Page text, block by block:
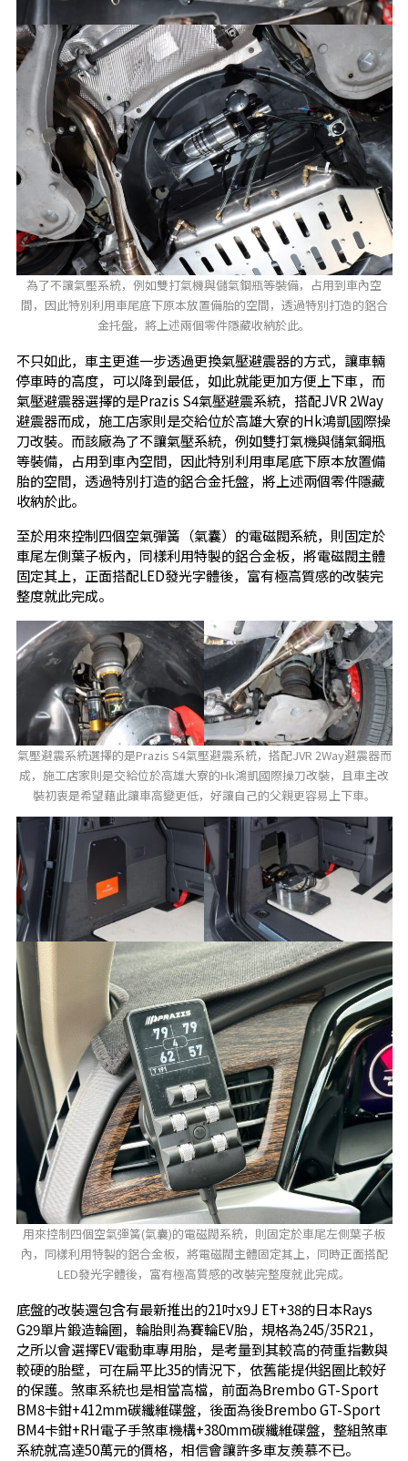
為了不讓氣壓系統，例如雙打氣機與儲氣鋼瓶等裝備，占用到車內空
間，因此特別利用車尾底下原本放置備胎的空間，透過特別打造的鋁合
金托盤，將上述兩個零件隱藏收納於此。
不只如此，車主更進一步透過更換氣壓避震器的方式，讓車輛
停車時的高度，可以降到最低，如此就能更加方便上下車，而
氣壓避震器選擇的是Prazis S4氣壓避震系統，搭配JVR 2Way
避震器而成，施工店家則是交給位於高雄大寮的Hk鴻凱國際操
刀改裝。而該廠為了不讓氣壓系統，例如雙打氣機與儲氣鋼瓶
等裝備，占用到車內空間，因此特別利用車尾底下原本放置備
胎的空間，透過特別打造的鋁合金托盤，將上述兩個零件隱藏
收納於此。
至於用來控制四個空氣彈簧（氣囊）的電磁閥系統，則固定於
車尾左側葉子板內，同樣利用特製的鋁合金板，將電磁閥主體
固定其上，正面搭配LED發光字體後，富有極高質感的改裝完
整度就此完成。
氣壓避震系統選擇的是Prazis S4氣壓避震系統，搭配JVR 2Way避震器而
成，施工店家則是交給位於高雄大寮的Hk鴻凱國際操刀改裝，且車主改
裝初衷是希望藉此讓車高變更低，好讓自己的父親更容易上下車。
用來控制四個空氣彈簧(氣囊)的電磁閥系統，則固定於車尾左側葉子板
內，同樣利用特製的鋁合金板，將電磁閥主體固定其上，同時正面搭配
LED發光字體後，富有極高質感的改裝完整度就此完成。
底盤的改裝還包含有最新推出的21吋x9J ET+38的日本Rays
G29單片鍛造輪圈，輪胎則為賽輪EV胎，規格為245/35R21，
之所以會選擇EV電動車專用胎，是考量到其較高的荷重指數與
較硬的胎壁，可在扁平比35的情況下，依舊能提供鋁圈比較好
的保護。煞車系統也是相當高檔，前面為Brembo GT-Sport
BM8卡鉗+412mm碳纖維碟盤，後面為後Brembo GT-Sport
BM4卡鉗+RH電子手煞車機構+380mm碳纖維碟盤，整組煞車
系統就高達50萬元的價格，相信會讓許多車友羨慕不已。